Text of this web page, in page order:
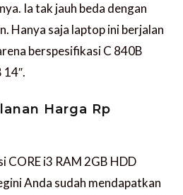
Ia tak jauh beda dengan
Hanya saja laptop ini berjalan
berspesifikasi C 840B
Harga Rp
CORE i3 RAM 2GB HDD
Anda sudah mendapatkan